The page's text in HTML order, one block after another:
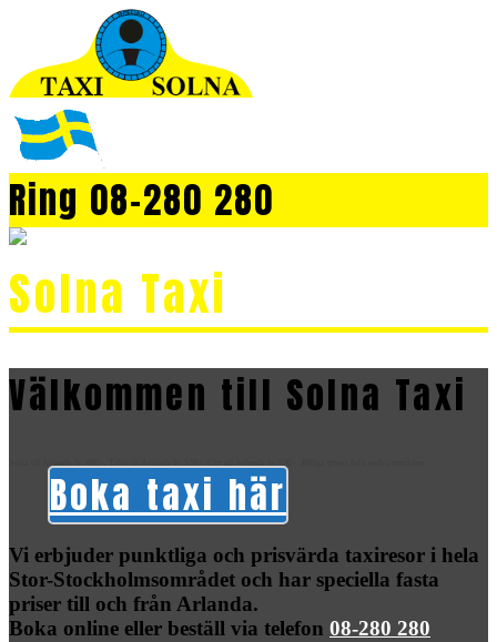
Ring 08-280 280
Solna Taxi
Välkommen till Solna Taxi
Boka taxi här
Vi erbjuder punktliga och prisvärda taxiresor i hela
Stor-Stockholmsområdet och har speciella fasta
priser till och från Arlanda.
Boka online eller beställ via telefon 08-280 280